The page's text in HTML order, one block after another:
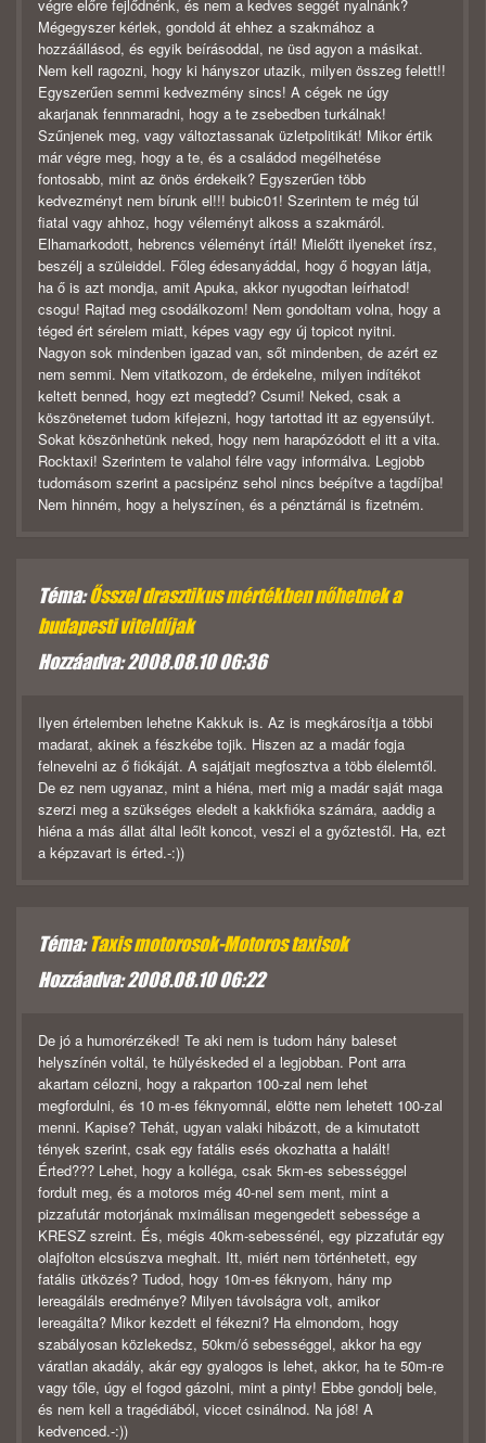
végre előre fejlődnénk, és nem a kedves seggét nyalnánk?
Mégegyszer kérlek, gondold át ehhez a szakmához a
hozzáállásod, és egyik beírásoddal, ne üsd agyon a másikat.
Nem kell ragozni, hogy ki hányszor utazik, milyen összeg felett!!
Egyszerűen semmi kedvezmény sincs! A cégek ne úgy
akarjanak fennmaradni, hogy a te zsebedben turkálnak!
Szűnjenek meg, vagy változtassanak üzletpolitikát! Mikor értik
már végre meg, hogy a te, és a családod megélhetése
fontosabb, mint az önös érdekeik? Egyszerűen több
kedvezményt nem bírunk el!!! bubic01! Szerintem te még túl
fiatal vagy ahhoz, hogy véleményt alkoss a szakmáról.
Elhamarkodott, hebrencs véleményt írtál! Mielőtt ilyeneket írsz,
beszélj a szüleiddel. Főleg édesanyáddal, hogy ő hogyan látja,
ha ő is azt mondja, amit Apuka, akkor nyugodtan leírhatod!
csogu! Rajtad meg csodálkozom! Nem gondoltam volna, hogy a
téged ért sérelem miatt, képes vagy egy új topicot nyitni.
Nagyon sok mindenben igazad van, sőt mindenben, de azért ez
nem semmi. Nem vitatkozom, de érdekelne, milyen indítékot
keltett benned, hogy ezt megtedd? Csumi! Neked, csak a
köszönetemet tudom kifejezni, hogy tartottad itt az egyensúlyt.
Sokat köszönhetünk neked, hogy nem harapózódott el itt a vita.
Rocktaxi! Szerintem te valahol félre vagy informálva. Legjobb
tudomásom szerint a pacsipénz sehol nincs beépítve a tagdíjba!
Nem hinném, hogy a helyszínen, és a pénztárnál is fizetném.
Téma:Ősszel drasztikus mértékben nőhetnek a
budapesti viteldíjak
Hozzáadva: 2008.08.10 06:36
Ilyen értelemben lehetne Kakkuk is. Az is megkárosítja a többi
madarat, akinek a fészkébe tojik. Hiszen az a madár fogja
felnevelni az ő fiókáját. A sajátjait megfosztva a több élelemtől.
De ez nem ugyanaz, mint a hiéna, mert mig a madár saját maga
szerzi meg a szükséges eledelt a kakkfióka számára, aaddig a
hiéna a más állat által leőlt koncot, veszi el a győztestől. Ha, ezt
a képzavart is érted.-:))
Téma:Taxis motorosok-Motoros taxisok
Hozzáadva: 2008.08.10 06:22
De jó a humorérzéked! Te aki nem is tudom hány baleset
helyszínén voltál, te hülyéskeded el a legjobban. Pont arra
akartam célozni, hogy a rakparton 100-zal nem lehet
megfordulni, és 10 m-es féknyomnál, elötte nem lehetett 100-zal
menni. Kapise? Tehát, ugyan valaki hibázott, de a kimutatott
tények szerint, csak egy fatális esés okozhatta a halált!
Érted??? Lehet, hogy a kolléga, csak 5km-es sebességgel
fordult meg, és a motoros még 40-nel sem ment, mint a
pizzafutár motorjának mximálisan megengedett sebessége a
KRESZ szreint. És, mégis 40km-sebessénél, egy pizzafutár egy
olajfolton elcsúszva meghalt. Itt, miért nem történhetett, egy
fatális ütközés? Tudod, hogy 10m-es féknyom, hány mp
lereagáláls eredménye? Milyen távolságra volt, amikor
lereagálta? Mikor kezdett el fékezni? Ha elmondom, hogy
szabályosan közlekedsz, 50km/ó sebességgel, akkor ha egy
váratlan akadály, akár egy gyalogos is lehet, akkor, ha te 50m-re
vagy tőle, úgy el fogod gázolni, mint a pinty! Ebbe gondolj bele,
és nem kell a tragédiából, viccet csinálnod. Na jó8! A
kedvenced.-:))